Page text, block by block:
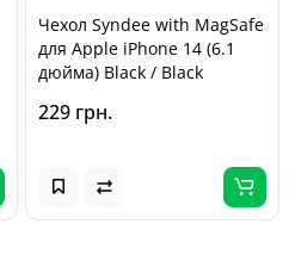
Чехол Syndee with MagSafe
для Apple iPhone 14 (6.1
дюйма) Black / Black
229 грн.